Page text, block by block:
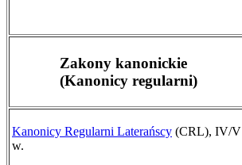
Zakony kanonickie
(Kanonicy regularni)
Kanonicy Regularni Laterańscy (CRL), IV/V
w.